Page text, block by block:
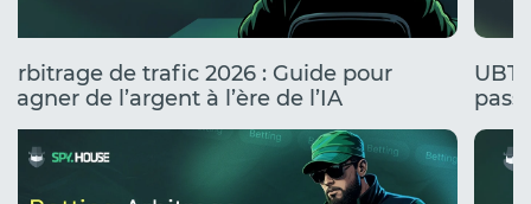
Arbitrage de trafic 2026 : Guide pour
gagner de l’argent à l’ère de l’IA
UBT